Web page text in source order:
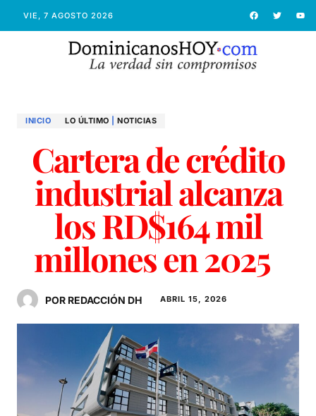
VIE, 7 AGOSTO 2026
INICIO LO ÚLTIMO NOTICIAS
Cartera de crédito
industrial alcanza
los RD$164 mil
millones en 2025
POR REDACCIÓN DH ABRIL 15, 2026